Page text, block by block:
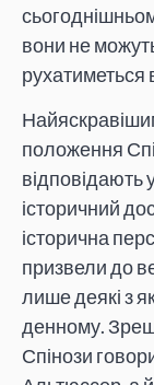
вони не
рухатиметься
положення
відповідають
історичний
історична
призвели до
лише деякі з
денному.
Спінози